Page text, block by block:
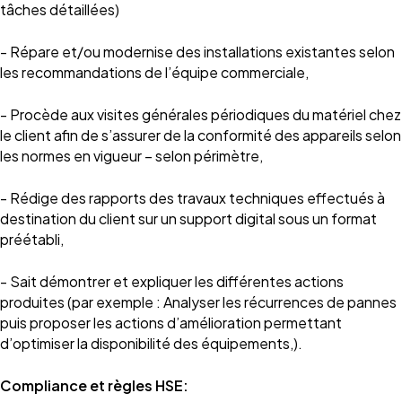
tâches détaillées)
- Répare et/ou modernise des installations existantes selon
les recommandations de l’équipe commerciale,
- Procède aux visites générales périodiques du matériel chez
le client afin de s’assurer de la conformité des appareils selon
les normes en vigueur – selon périmètre,
- Rédige des rapports des travaux techniques effectués à
destination du client sur un support digital sous un format
préétabli,
- Sait démontrer et expliquer les différentes actions
produites (par exemple : Analyser les récurrences de pannes
puis proposer les actions d’amélioration permettant
d’optimiser la disponibilité des équipements,).
Compliance et règles HSE: